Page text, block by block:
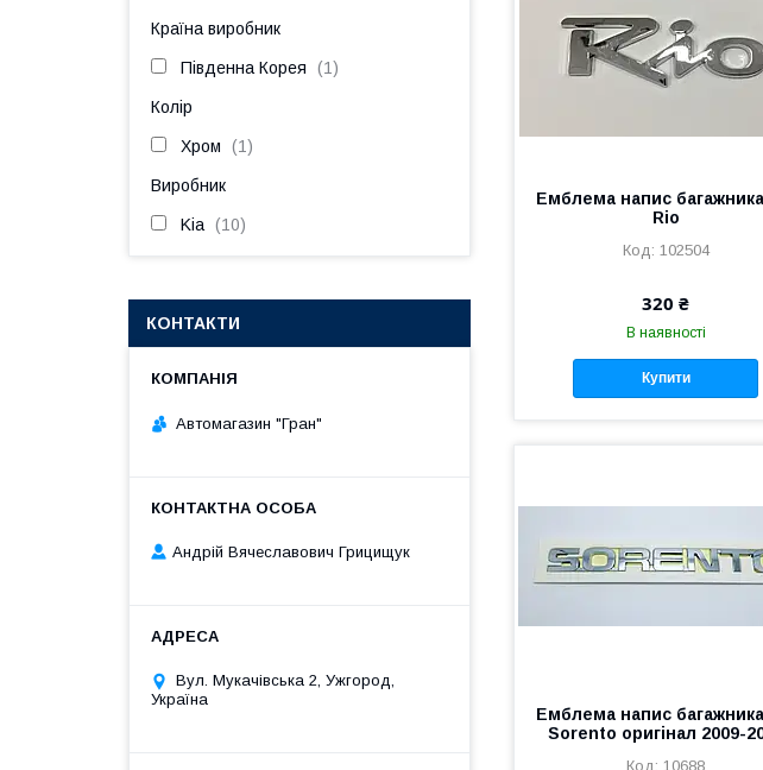
Емблема напис
Rio
102504
320 ₴
В наявності
Купити
Емблема напис
Sorento оригінал 2009-
10688
Країна виробник
Південна Корея 1
Колір
Хром 1
Виробник
Kia 10
КОНТАКТИ
Автомагазин "Гран"
Андрій Вячеславович Грицищук
Вул. Мукачівська 2, Ужгород,
Україна